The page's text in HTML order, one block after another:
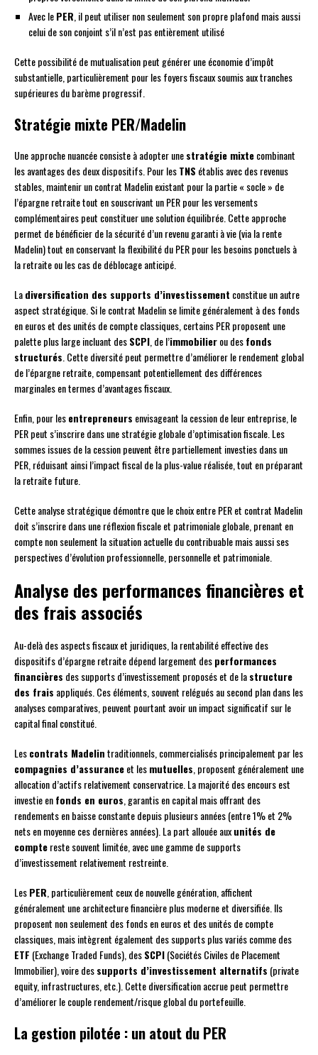
Avec lePER , il peut utiliser non seulement son propre plafond mais aussi
celui de son conjoint s’il n’est pas entièrement utilisé
Cette possibilité de mutualisation peut générer une économie d’impôt
substantielle, particulièrement pour les foyers fiscaux soumis aux tranches
supérieures du barème progressif.
Stratégie mixte PER/Madelin
Une approche nuancée consiste à adopter unestratégie mixtecombinant
les avantages des deux dispositifs. Pour lesTNS établis avec des revenus
stables, maintenir un contrat Madelin existant pour la partie « socle » de
l’épargne retraite tout en souscrivant un PER pour les versements
complémentaires peut constituer une solution équilibrée. Cette approche
permet de bénéficier de la sécurité d’un revenu garanti à vie (via la rente
Madelin) tout en conservant la flexibilité du PER pour les besoins ponctuels à
la retraite ou les cas de déblocage anticipé.
Ladiversification des supports d’investissement constitue un autre
aspect stratégique. Si le contrat Madelin se limite généralement à des fonds
en euros et des unités de compte classiques, certains PER proposent une
palette plus large incluant desSCPI , de l’immobilierou desfonds
structurés . Cette diversité peut permettre d’améliorer le rendement global
de l’épargne retraite, compensant potentiellement des différences
marginales en termes d’avantages fiscaux.
Enfin, pour lesentrepreneurs envisageant la cession de leur entreprise, le
PER peut s’inscrire dans une stratégie globale d’optimisation fiscale. Les
sommes issues de la cession peuvent être partiellement investies dans un
PER, réduisant ainsi l’impact fiscal de la plus-value réalisée, tout en préparant
la retraite future.
Cette analyse stratégique démontre que le choix entre PER et contrat Madelin
doit s’inscrire dans une réflexion fiscale et patrimoniale globale, prenant en
compte non seulement la situation actuelle du contribuable mais aussi ses
perspectives d’évolution professionnelle, personnelle et patrimoniale.
Analyse des performances financières et
des frais associés
Au-delà des aspects fiscaux et juridiques, la rentabilité effective des
dispositifs d’épargne retraite dépend largement desperformances
financières des supports d’investissement proposés et de lastructure
des frais appliqués. Ces éléments, souvent relégués au second plan dans les
analyses comparatives, peuvent pourtant avoir un impact significatif sur le
capital final constitué.
Lescontrats Madelintraditionnels, commercialisés principalement par les
compagnies d’assuranceet lesmutuelles , proposent généralement une
allocation d’actifs relativement conservatrice. La majorité des encours est
investie enfonds en euros , garantis en capital mais offrant des
rendements en baisse constante depuis plusieurs années (entre 1% et 2%
nets en moyenne ces dernières années). La part allouée auxunités de
comptereste souvent limitée, avec une gamme de supports
d’investissement relativement restreinte.
LesPER , particulièrement ceux de nouvelle génération, affichent
généralement une architecture financière plus moderne et diversifiée. Ils
proposent non seulement des fonds en euros et des unités de compte
classiques, mais intègrent également des supports plus variés comme des
ETF (Exchange Traded Funds), desSCPI(Sociétés Civiles de Placement
Immobilier), voire dessupports d’investissement alternatifs (private
equity, infrastructures, etc.). Cette diversification accrue peut permettre
d’améliorer le couple rendement/risque global du portefeuille.
La gestion pilotée : un atout du PER